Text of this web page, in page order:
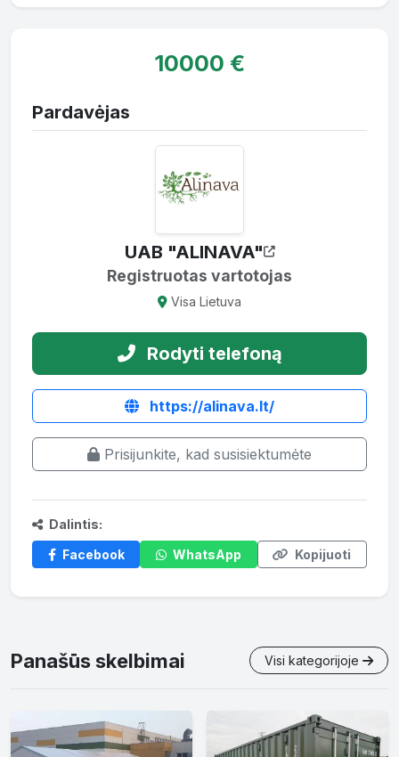
10000 €
Pardavėjas
UAB "ALINAVA"
Registruotas vartotojas
Visa Lietuva
Rodyti telefoną
https://alinava.lt/
Prisijunkite, kad susisiektumėte
Dalintis:
Facebook
WhatsApp Kopijuoti
Panašūs skelbimai Visi kategorijoje